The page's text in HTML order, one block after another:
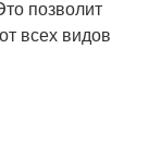
позволит
всех видов